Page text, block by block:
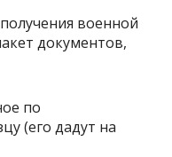
военной
документов,
по
(его дадут на